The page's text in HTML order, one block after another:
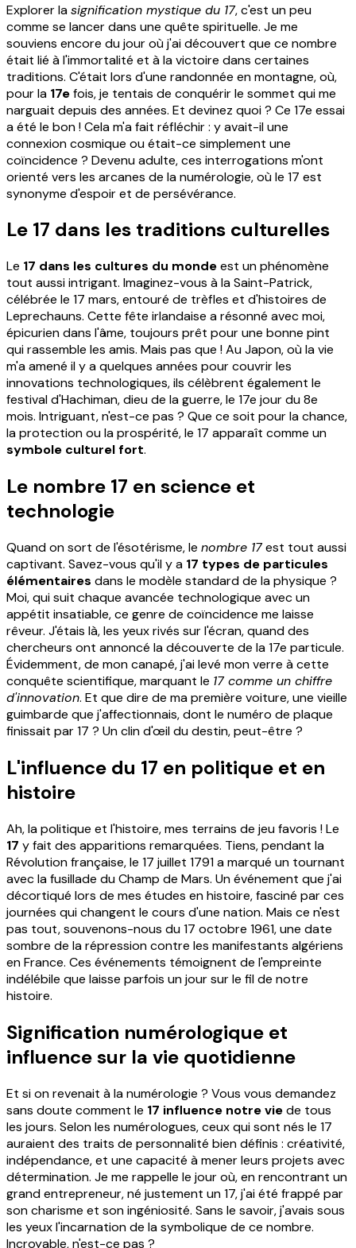
Explorer lasignification mystique du 17, c'est un peu
comme se lancer dans une quête spirituelle. Je me
souviens encore du jour où j'ai découvert que ce nombre
était lié à l'immortalité et à la victoire dans certaines
traditions. C'était lors d'une randonnée en montagne, où,
pour la 17efois, je tentais de conquérir le sommet qui me
narguait depuis des années. Et devinez quoi ? Ce 17e essai
a été le bon ! Cela m'a fait réfléchir : y avait-il une
connexion cosmique ou était-ce simplement une
coïncidence ? Devenu adulte, ces interrogations m'ont
orienté vers les arcanes de la numérologie, où le 17 est
synonyme d'espoir et de persévérance.
Le 17 dans les traditions culturelles
Le 17 dans les cultures du mondeest un phénomène
tout aussi intrigant. Imaginez-vous à la Saint-Patrick,
célébrée le 17 mars, entouré de trèfles et d'histoires de
Leprechauns. Cette fête irlandaise a résonné avec moi,
épicurien dans l'âme, toujours prêt pour une bonne pint
qui rassemble les amis. Mais pas que ! Au Japon, où la vie
m'a amené il y a quelques années pour couvrir les
innovations technologiques, ils célèbrent également le
festival d'Hachiman, dieu de la guerre, le 17e jour du 8e
mois. Intriguant, n'est-ce pas ? Que ce soit pour la chance,
la protection ou la prospérité, le 17 apparaît comme un
symbole culturel fort.
Le nombre 17 en science et
technologie
Quand on sort de l'ésotérisme, le nombre 17est tout aussi
captivant. Savez-vous qu'il y a 17 types de particules
élémentaires dans le modèle standard de la physique ?
Moi, qui suit chaque avancée technologique avec un
appétit insatiable, ce genre de coïncidence me laisse
rêveur. J'étais là, les yeux rivés sur l'écran, quand des
chercheurs ont annoncé la découverte de la 17e particule.
Évidemment, de mon canapé, j'ai levé mon verre à cette
conquête scientifique, marquant le 17 comme un chiffre
d'innovation. Et que dire de ma première voiture, une vieille
guimbarde que j'affectionnais, dont le numéro de plaque
finissait par 17 ? Un clin d'œil du destin, peut-être ?
L'influence du 17 en politique et en
histoire
Ah, la politique et l'histoire, mes terrains de jeu favoris ! Le
17 y fait des apparitions remarquées. Tiens, pendant la
Révolution française, le 17 juillet 1791 a marqué un tournant
avec la fusillade du Champ de Mars. Un événement que j'ai
décortiqué lors de mes études en histoire, fasciné par ces
journées qui changent le cours d'une nation. Mais ce n'est
pas tout, souvenons-nous du 17 octobre 1961, une date
sombre de la répression contre les manifestants algériens
en France. Ces événements témoignent de l'empreinte
indélébile que laisse parfois un jour sur le fil de notre
histoire.
Signification numérologique et
influence sur la vie quotidienne
Et si on revenait à la numérologie ? Vous vous demandez
sans doute comment le 17 influence notre viede tous
les jours. Selon les numérologues, ceux qui sont nés le 17
auraient des traits de personnalité bien définis : créativité,
indépendance, et une capacité à mener leurs projets avec
détermination. Je me rappelle le jour où, en rencontrant un
grand entrepreneur, né justement un 17, j'ai été frappé par
son charisme et son ingéniosité. Sans le savoir, j'avais sous
les yeux l'incarnation de la symbolique de ce nombre.
Incroyable, n'est-ce pas ?